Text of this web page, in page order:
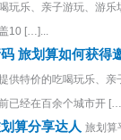
玩乐、亲子游玩、游
10 […]...
旅划算如何获得
供特价的吃喝玩乐、亲
已经在百余个城市开
算分享达人 旅划算